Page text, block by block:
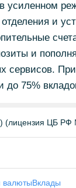
усиленном
и
и
сервисов.
до 75%
(лицензия ЦБ РФ
Вклады